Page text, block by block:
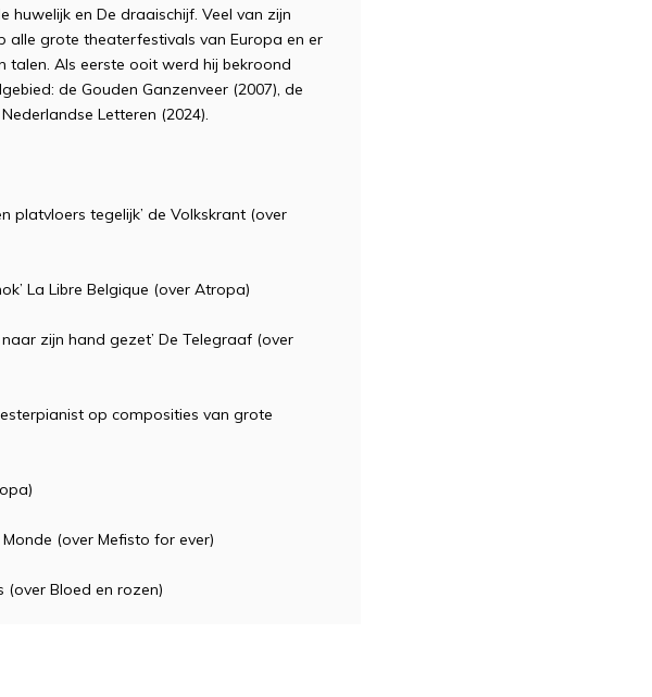
huwelijk en De draaischijf. Veel van zijn
grote theaterfestivals van Europa en er
Als eerste ooit werd hij bekroond
de Gouden Ganzenveer (2007), de
Letteren (2024).
platvloers tegelijk’ de Volkskrant (over
La Libre Belgique (over Atropa)
zijn hand gezet’ De Telegraaf (over
op composities van grote
(over Mefisto for ever)
(over Bloed en rozen)